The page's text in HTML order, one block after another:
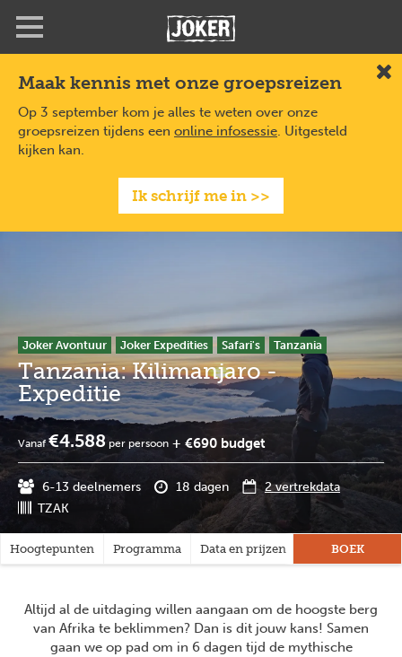
inhoud
gaan
Maak kennis met onze groepsreizen
Op 3 september kom je alles te weten over onze
groepsreizen tijdens een online infosessie. Uitgesteld
kijken kan.
Ik schrijf me in >>
Joker Avontuur Joker Expedities Safari's Tanzania
Tanzania: Kilimanjaro -
Expeditie
Vanaf €4.588 per persoon + €690 budget
6-13 deelnemers 18 dagen
2 vertrekdata
TZAK
Hoogtepunten Programma Data en prijzen Praktisch
BOEK
Altijd al de uitdaging willen aangaan om de hoogste berg
van Afrika te beklimmen? Dan is dit jouw kans! Samen
gaan we op pad om in 6 dagen tijd de mythische